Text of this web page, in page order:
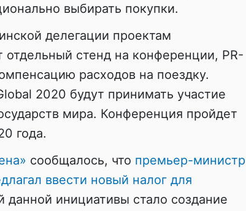
выбирать покупки.
делегации проектам
отдельный стенд на конференции, PR-
расходов на поездку.
2020 будут принимать участие
мира. Конференция пройдет
года.
сообщалось, что премьер-министр
ввести новый налог для
данной инициативы стало создание